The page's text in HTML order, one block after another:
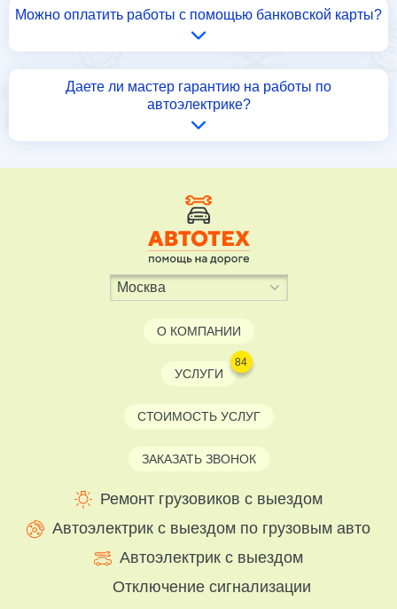
Можно оплатить работы с помощью банковской карты?
Даете ли мастер гарантию на работы по
автоэлектрике?
О КОМПАНИИ
УСЛУГИ
84
СТОИМОСТЬ УСЛУГ
ЗАКАЗАТЬ ЗВОНОК
Ремонт грузовиков с выездом
Автоэлектрик с выездом по грузовым авто
Автоэлектрик с выездом
Отключение сигнализации